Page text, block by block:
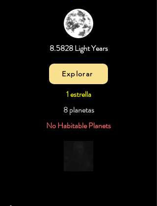
8.5828 Light Years
Explorar
1 estrella
8 planetas
No Habitable Planets